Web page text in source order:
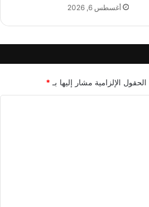
أغسطس 6, 2026
الحقول الإلزامية مشار إليها بـ*